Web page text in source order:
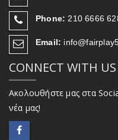
Phone: 210 6666
Email:
CONNECT WITH US
Ακολουθήστε μας στα
νέα μας!